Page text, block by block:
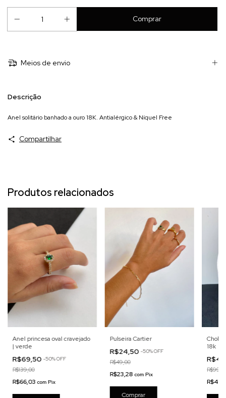
Meios de envio
Descrição
Anel solitário banhado a ouro 18K. Antialérgico & Níquel Free
Compartilhar
Produtos relacionados
Anel princesa oval cravejado
| verde
R$69,50 -50%OFF
R$139,00
R$66,03com Pix
Pulseira Cartier
R$24,50 -50%OFF
R$49,00
R$23,28com Pix
18k